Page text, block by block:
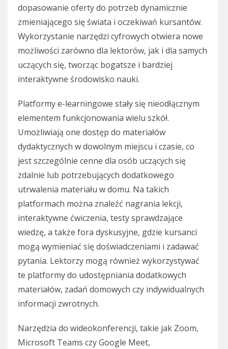
dopasowanie oferty do potrzeb dynamicznie
zmieniającego się świata i oczekiwań kursantów.
Wykorzystanie narzędzi cyfrowych otwiera nowe
możliwości zarówno dla lektorów, jak i dla samych
uczących się, tworząc bogatsze i bardziej
interaktywne środowisko nauki.
Platformy e-learningowe stały się nieodłącznym
elementem funkcjonowania wielu szkół.
Umożliwiają one dostęp do materiałów
dydaktycznych w dowolnym miejscu i czasie, co
jest szczególnie cenne dla osób uczących się
zdalnie lub potrzebujących dodatkowego
utrwalenia materiału w domu. Na takich
platformach można znaleźć nagrania lekcji,
interaktywne ćwiczenia, testy sprawdzające
wiedzę, a także fora dyskusyjne, gdzie kursanci
mogą wymieniać się doświadczeniami i zadawać
pytania. Lektorzy mogą również wykorzystywać
te platformy do udostępniania dodatkowych
materiałów, zadań domowych czy indywidualnych
informacji zwrotnych.
Narzędzia do wideokonferencji, takie jak Zoom,
Microsoft Teams czy Google Meet,